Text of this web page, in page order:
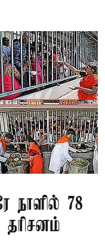
நாளில் 78